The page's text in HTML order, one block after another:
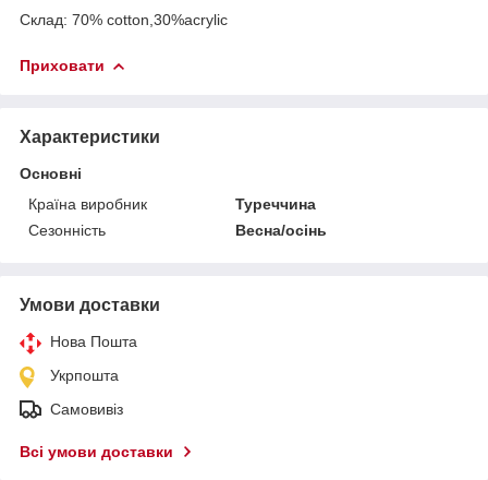
Склад: 70% cotton,30%acrylic
Приховати
Характеристики
Основні
Країна виробник
Туреччина
Сезонність
Весна/осінь
Умови доставки
Нова Пошта
Укрпошта
Самовивіз
Всі умови доставки